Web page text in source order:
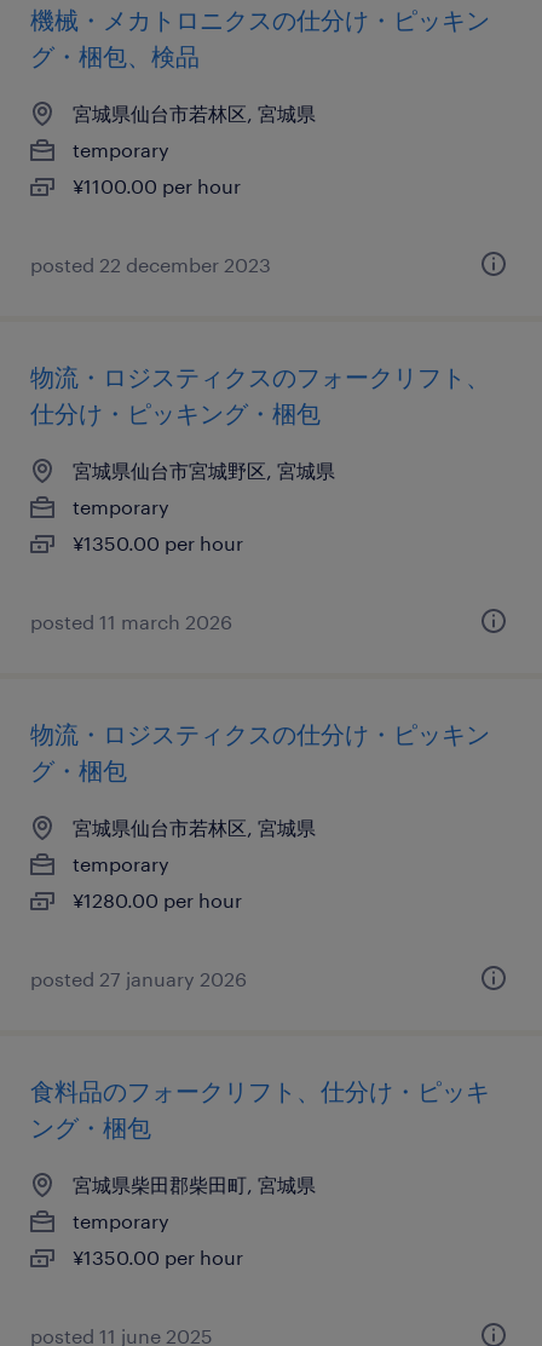
機械・メカトロニクスの仕分け・ピッキン
グ・梱包、検品
宮城県仙台市若林区, 宮城県
temporary
¥1100.00 per hour
posted 22 december 2023
物流・ロジスティクスのフォークリフト、
仕分け・ピッキング・梱包
宮城県仙台市宮城野区, 宮城県
temporary
¥1350.00 per hour
posted 11 march 2026
物流・ロジスティクスの仕分け・ピッキン
グ・梱包
宮城県仙台市若林区, 宮城県
temporary
¥1280.00 per hour
posted 27 january 2026
食料品のフォークリフト、仕分け・ピッキ
ング・梱包
宮城県柴田郡柴田町, 宮城県
temporary
¥1350.00 per hour
posted 11 june 2025